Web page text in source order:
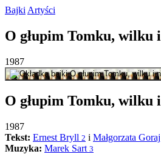
Bajki Artyści
O głupim Tomku, wilku i
1987
O głupim Tomku, wilku i
1987
Tekst: Ernest Bryll 2 i Małgorzata Goraj
Muzyka: Marek Sart 3